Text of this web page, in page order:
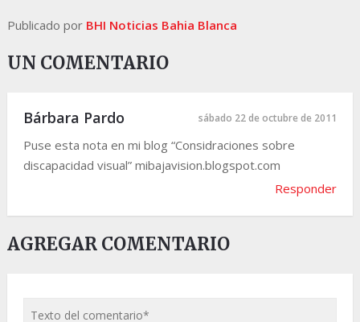
Publicado por BHI Noticias Bahia Blanca
UN COMENTARIO
Bárbara Pardo sábado 22 de octubre de 2011
Puse esta nota en mi blog “Considraciones sobre
discapacidad visual” mibajavision.blogspot.com
Responder
AGREGAR COMENTARIO